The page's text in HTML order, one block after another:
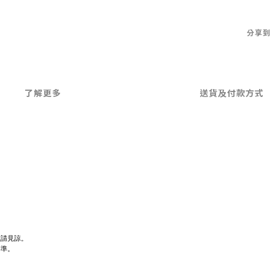
分享到
了解更多 送貨及付款方式
見諒。
。